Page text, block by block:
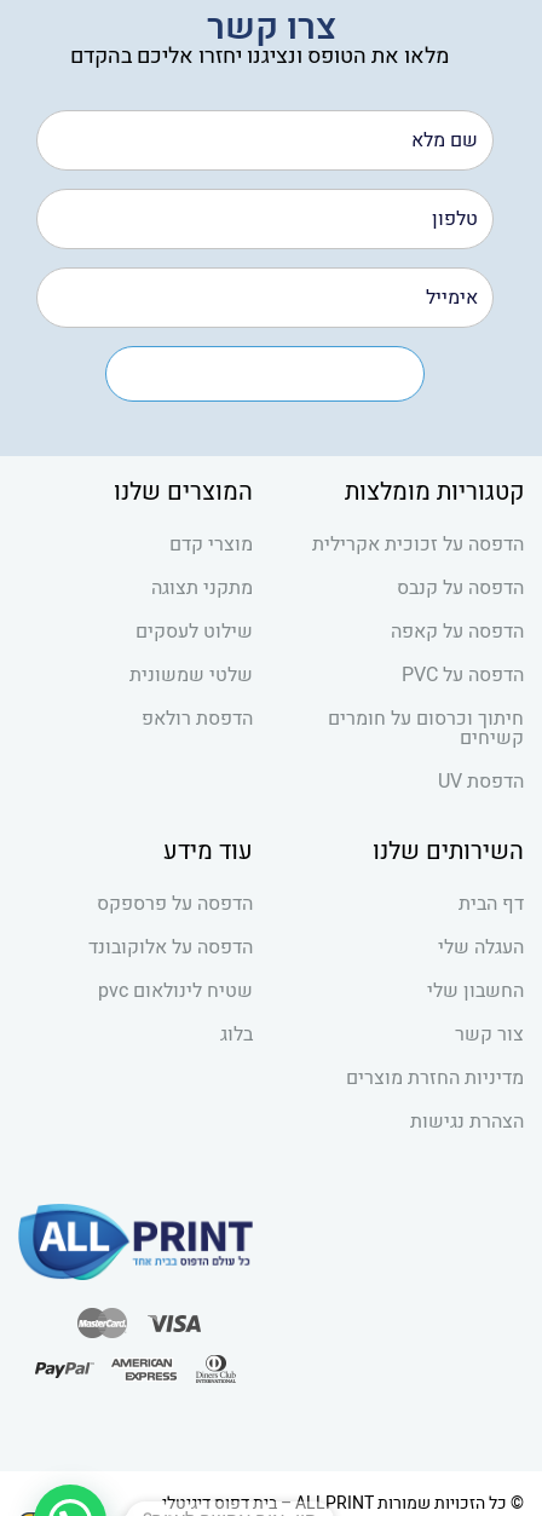
צרו קשר
מלאו את הטופס ונציגנו יחזרו אליכם בהקדם
קטגוריות מומלצות
הדפסה על זכוכית אקרילית
הדפסה על קנבס
הדפסה על קאפה
הדפסה על PVC
חיתוך וכרסום על חומרים
קשיחים
הדפסת UV
המוצרים שלנו
מוצרי קדם
מתקני תצוגה
שילוט לעסקים
שלטי שמשונית
הדפסת רולאפ
השירותים שלנו
דף הבית
העגלה שלי
החשבון שלי
צור קשר
מדיניות החזרת מוצרים
הצהרת נגישות
עוד מידע
הדפסה על פרספקס
הדפסה על אלוקובונד
שטיח לינולאום pvc
בלוג
© כל הזכויות שמורות ALLPRINT – בית דפוס דיגיטלי